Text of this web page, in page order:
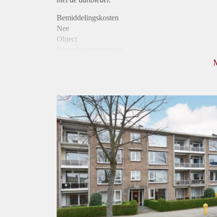
Bemiddelingskosten
Nee
Object
Huurtoeslag
Mogelijk
Inkomen eis
N.V.T.
Huurtermijn
Onbepaalde termijn
Oplevering
Kaal